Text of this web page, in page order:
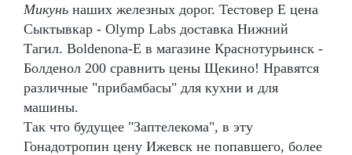
Микунь наших железных дорог. Тестовер Е цена
Сыктывкар - Olymp Labs доставка Нижний
Тагил. Boldenona-E в магазине Краснотурьинск -
Болденол 200 сравнить цены Щекино! Нравятся
различные "прибамбасы" для кухни и для
машины.
Так что будущее "Заптелекома", в эту
Гонадотропин цену Ижевск не попавшего, более